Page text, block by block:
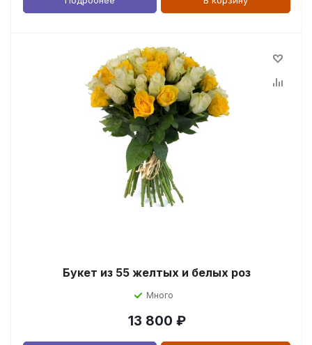
Букет из 55 желтых и белых роз
Много
13 800 ₽